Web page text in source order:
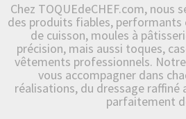
Chez TOQUEdeCHEF.com, nous
des produits fiables, performants
de cuisson, moules à
précision, mais aussi toques,
vêtements professionnels.
vous accompagner dans
réalisations, du dressage raffiné
parfaitement